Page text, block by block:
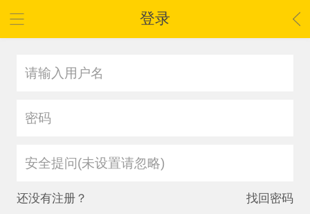
登录
安全提问(未设置请忽略)
还没有注册？ 找回密码